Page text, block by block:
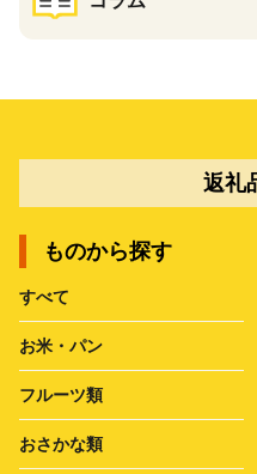
返礼
ものから探す
すべて
お米・パン
フルーツ類
おさかな類